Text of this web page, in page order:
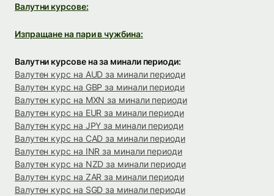
Валутни курсове:
Изпращане на пари в чужбина:
Валутни курсове на за минали периоди:
Валутен курс на AUD за минали периоди
Валутен курс на GBP за минали периоди
Валутен курс на MXN за минали периоди
Валутен курс на EUR за минали периоди
Валутен курс на JPY за минали периоди
Валутен курс на CAD за минали периоди
Валутен курс на INR за минали периоди
Валутен курс на NZD за минали периоди
Валутен курс на ZAR за минали периоди
Валутен курс на SGD за минали периоди